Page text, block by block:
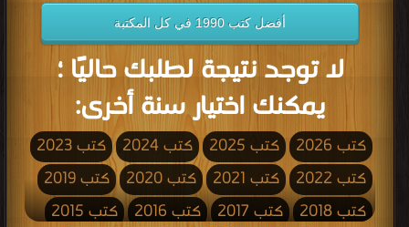
أفضل كتب 1990 في كل المكتبة
لا توجد نتيجة لطلبك حاليًا ؛
يمكنك اختيار سنة أخرى:
كتب 2026 كتب 2025 كتب 2024
كتب 2023
كتب 2022
كتب 2021 كتب 2020
كتب 2019
كتب 2018
كتب 2017 كتب 2016
كتب 2015